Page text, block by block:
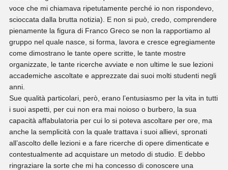
voce che mi chiamava ripetutamente perché io non rispondevo,
scioccata dalla brutta notizia). E non si può, credo, comprendere
pienamente la figura di Franco Greco se non la rapportiamo al
gruppo nel quale nasce, si forma, lavora e cresce egregiamente
come dimostrano le tante opere scritte, le tante mostre
organizzate, le tante ricerche avviate e non ultime le sue lezioni
accademiche ascoltate e apprezzate dai suoi molti studenti negli
anni.
Sue qualità particolari, però, erano l’entusiasmo per la vita in tutti
i suoi aspetti, per cui non era mai noioso o burbero, la sua
capacità affabulatoria per cui lo si poteva ascoltare per ore, ma
anche la semplicità con la quale trattava i suoi allievi, spronati
all’ascolto delle lezioni e a fare ricerche di opere dimenticate e
contestualmente ad acquistare un metodo di studio. E debbo
ringraziare la sorte che mi ha concesso di conoscere una